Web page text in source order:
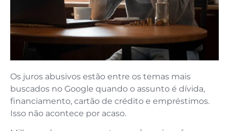
Os juros abusivos estão entre os temas mais
buscados no Google quando o assunto é dívida,
financiamento, cartão de crédito e empréstimos.
Isso não acontece por acaso.